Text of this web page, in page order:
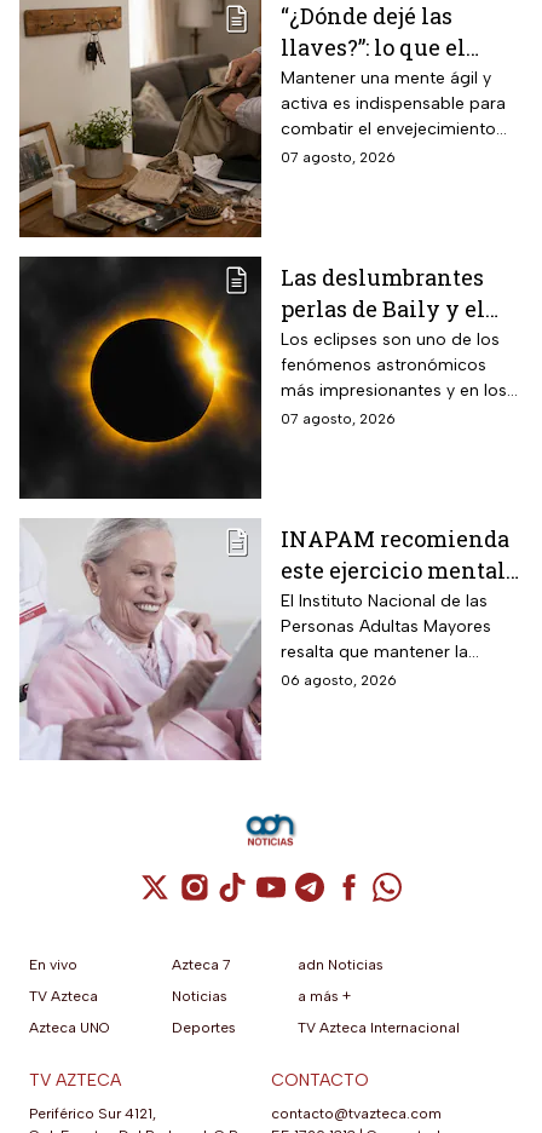
“¿Dónde dejé las
llaves?”: lo que el
INAPAM advierte
sobre los 3 olvidos
comunes que no
debes ignorar en la
Mantener una mente ágil y
activa es indispensable para
combatir el envejecimiento
natural del cerebro.
07 agosto, 2026
Las deslumbrantes
perlas de Baily y el
anillo de diamantes
que se verán en el
eclipse solar total
Los eclipses son uno de los
fenómenos astronómicos
más impresionantes y en los
próximos días habrá un
07 agosto, 2026
INAPAM recomienda
este ejercicio mental
para adultos mayores
5 veces a la semana
durante 3 meses para
mejorar la atención
El Instituto Nacional de las
Personas Adultas Mayores
resalta que mantener la
disciplina es la clave para
06 agosto, 2026
Cuenta de X / Twitter (se abre en una
Cuenta de Instagram (se abre en una
Cuenta de TikTok (se abre en
Cuenta de YouTube (se abre
Cuenta de Telegram (se
Cuenta de
Cuenta de
En vivo
TV Azteca
Azteca UNO
Azteca 7
Noticias
Deportes
adn Noticias
a más +
TV Azteca Internacional
TV AZTECA
Periférico Sur 4121,
CONTACTO
contacto@tvazteca.com